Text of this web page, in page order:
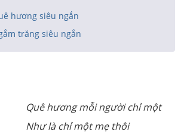
hương siêu ngắn
trăng siêu ngắn
mỗi người chỉ một
Như là chỉ một mẹ thôi